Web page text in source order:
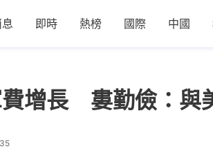
即時 熱榜 國際 中國
增長 婁勤儉：與